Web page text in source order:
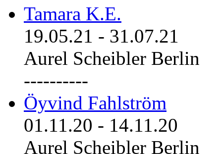
Tamara K.E.
19.05.21 - 31.07.21
Aurel Scheibler Berlin
----------
Öyvind Fahlström
01.11.20 - 14.11.20
Aurel Scheibler Berlin